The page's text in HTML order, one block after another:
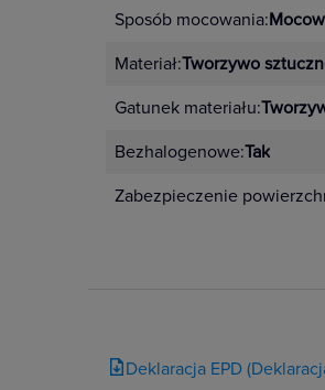
Sposób mocowania:
Materiał:Tworzywo
Gatunek materiału:
Bezhalogenowe:Tak
Zabezpieczenie
Deklaracja EPD